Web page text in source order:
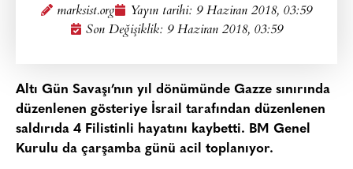
marksist.org Yayın tarihi: 9 Haziran 2018, 03:59
Son Değişiklik: 9 Haziran 2018, 03:59
Altı Gün Savaşı’nın yıl dönümünde Gazze sınırında
düzenlenen gösteriye İsrail tarafından düzenlenen
saldırıda 4 Filistinli hayatını kaybetti. BM Genel
Kurulu da çarşamba günü acil toplanıyor.